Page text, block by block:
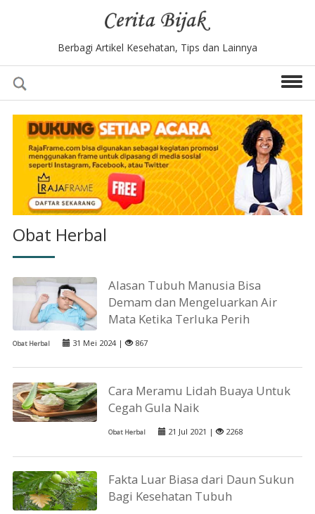
Berbagi Artikel Kesehatan, Tips dan Lainnya
Obat Herbal
Alasan Tubuh Manusia Bisa
Demam dan Mengeluarkan Air
Mata Ketika Terluka Perih
Obat Herbal 31 Mei 2024 | 867
Cara Meramu Lidah Buaya Untuk
Cegah Gula Naik
Obat Herbal 21 Jul 2021 | 2268
Fakta Luar Biasa dari Daun Sukun
Bagi Kesehatan Tubuh